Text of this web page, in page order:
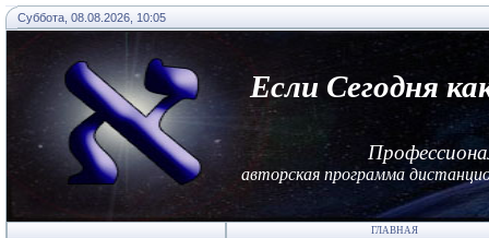
Суббота, 08.08.2026, 10:05
Если Сегодня
авторская программа
ГЛАВНАЯ